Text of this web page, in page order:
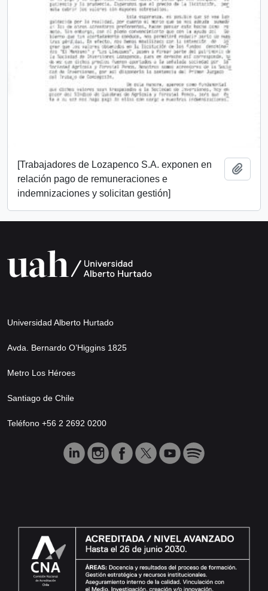
[Trabajadores de Lozapenco S.A. exponen en
relación pago de remuneraciones e
indemnizaciones y solicitan gestión]
Universidad Alberto Hurtado
Avda. Bernardo O’Higgins 1825
Metro Los Héroes
Santiago de Chile
Teléfono +56 2 2692 0200